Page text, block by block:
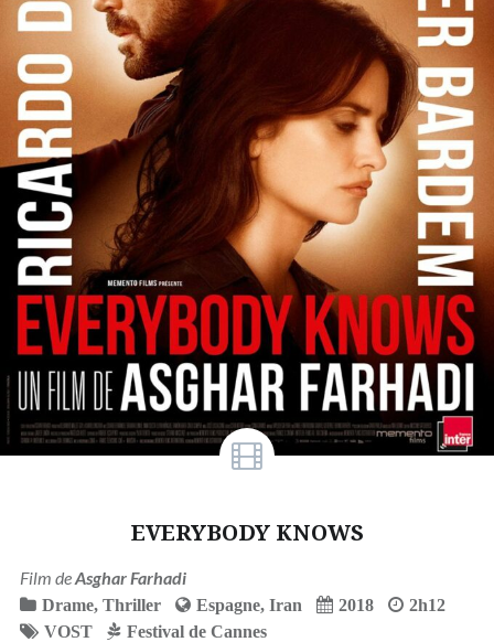
EVERYBODY KNOWS
Film deAsghar Farhadi
Drame, Thriller Espagne, Iran 2018
2h12
VOST
Festival de Cannes